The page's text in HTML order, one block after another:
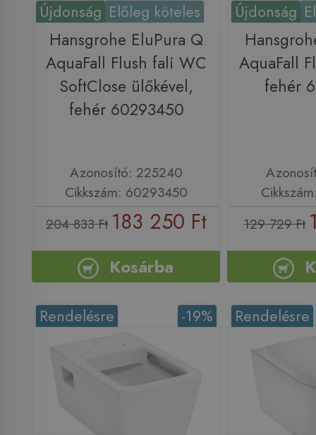
Újdonság Előleg köteles
Hansgrohe EluPura Q
AquaFall Flush fali WC
SoftClose ülőkével,
fehér 60293450
Azonosító: 225240
Cikkszám: 60293450
204 833 Ft 183 250 Ft
Kosárba
Újdonság
AquaFall
fehér
129 729 Ft
-19%
Rendelésre Rendelésre